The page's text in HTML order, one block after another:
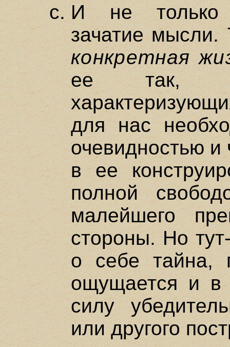
И не только
зачатие мысли.
конкретная
ее так,
для нас
очевидностью и
в ее
полной
малейшего
стороны. Но
о себе тайна,
ощущается и в
силу
или другого